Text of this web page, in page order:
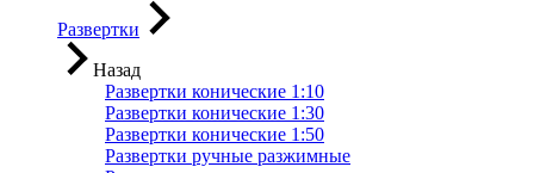
Развертки
Назад
Развертки конические 1:10
Развертки конические 1:30
Развертки конические 1:50
Развертки ручные разжимные